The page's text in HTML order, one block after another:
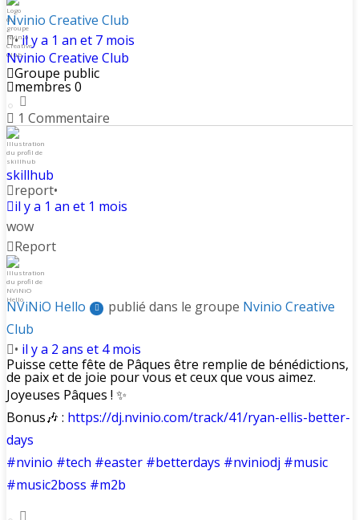
Nvinio Creative Club
• il y a 1 an et 7 mois
Nvinio Creative Club
Groupe public
membres 0
1 Commentaire
skillhub
report•
il y a 1 an et 1 mois
wow
Report
NViNiO Hello publié dans le groupe Nvinio Creative
Club
• il y a 2 ans et 4 mois
Puisse cette fête de Pâques être remplie de bénédictions,
de paix et de joie pour vous et ceux que vous aimez.
Joyeuses Pâques ! ✨
Bonus🎶 : https://dj.nvinio.com/track/41/ryan-ellis-better-
days
#nvinio #tech #easter #betterdays #nviniodj #music
#music2boss #m2b